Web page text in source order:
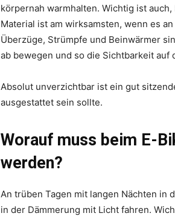
körpernah warmhalten. Wichtig ist
Material ist am wirksamsten, wenn es
Überzüge, Strümpfe und Beinwärmer
ab bewegen und so die Sichtbarkeit auf
Absolut unverzichtbar ist ein gut
ausgestattet sein sollte.
Worauf muss beim E-
werden?
An trüben Tagen mit langen Nächten in
in der Dämmerung mit Licht fahren.